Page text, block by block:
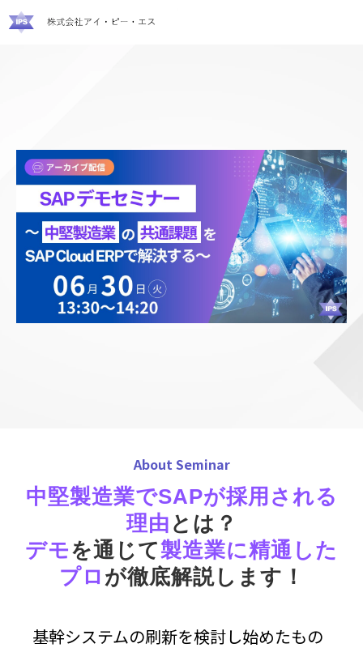
About Seminar
中堅製造業でSAPが採用される
理由 とは？
デモを通じて製造業に精通した
プロ が徹底解説します！
基幹システムの刷新を検討し始めたもの